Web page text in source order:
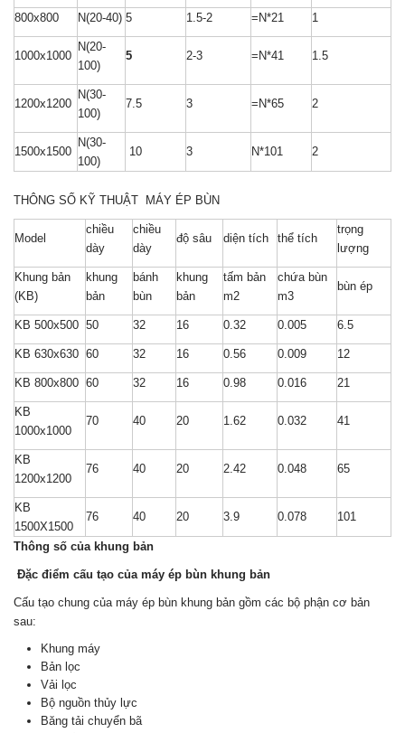
800x800 N(20-40) 5 1.5-2 =N*21 1
1000x1000
N(20-
100)
5 2-3 =N*41 1.5
1200x1200
N(30-
100)
7.5 3 =N*65 2
1500x1500
N(30-
100)
10 3 N*101 2
THÔNG SỐ KỸ THUẬT MÁY ÉP BÙN
Model
chiều
dày
chiều
dày
độ sâu diện tích thể tích
trọng
lượng
Khung bản
(KB)
khung
bản
bánh
bùn
khung
bản
tấm bản
m2
chứa bùn
m3
bùn ép
KB 500x500 50 32 16 0.32 0.005 6.5
KB 630x630 60 32 16 0.56 0.009 12
KB 800x800 60 32 16 0.98 0.016 21
KB
1000x1000
70 40 20 1.62 0.032 41
KB
1200x1200
76 40 20 2.42 0.048 65
KB
1500X1500
76 40 20 3.9 0.078 101
Thông số của khung bản
Đặc điểm cấu tạo của máy ép bùn khung bản
Cấu tạo chung của máy ép bùn khung bản gồm các bộ phận cơ bản
sau:
Khung máy
Bản lọc
Vải lọc
Bộ nguồn thủy lực
Băng tải chuyển bã